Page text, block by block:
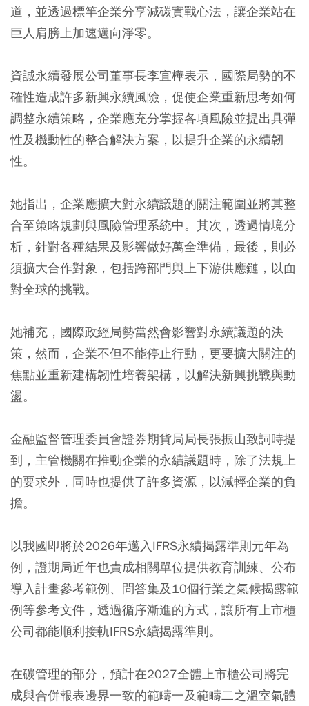
道，並透過標竿企業分享減碳實戰心法，讓企業站在
巨人肩膀上加速邁向淨零。
資誠永續發展公司董事長李宜樺表示，國際局勢的不
確性造成許多新興永續風險，促使企業重新思考如何
調整永續策略，企業應充分掌握各項風險並提出具彈
性及機動性的整合解決方案，以提升企業的永續韌
性。
她指出，企業應擴大對永續議題的關注範圍並將其整
合至策略規劃與風險管理系統中。其次，透過情境分
析，針對各種結果及影響做好萬全準備，最後，則必
須擴大合作對象，包括跨部門與上下游供應鏈，以面
對全球的挑戰。
她補充，國際政經局勢當然會影響對永續議題的決
策，然而，企業不但不能停止行動，更要擴大關注的
焦點並重新建構韌性培養架構，以解決新興挑戰與動
盪。
金融監督管理委員會證券期貨局局長張振山致詞時提
到，主管機關在推動企業的永續議題時，除了法規上
的要求外，同時也提供了許多資源，以減輕企業的負
擔。
以我國即將於2026年邁入IFRS永續揭露準則元年為
例，證期局近年也責成相關單位提供教育訓練、公布
導入計畫參考範例、問答集及10個行業之氣候揭露範
例等參考文件，透過循序漸進的方式，讓所有上市櫃
公司都能順利接軌IFRS永續揭露準則。
在碳管理的部分，預計在2027全體上市櫃公司將完
成與合併報表邊界一致的範疇一及範疇二之溫室氣體